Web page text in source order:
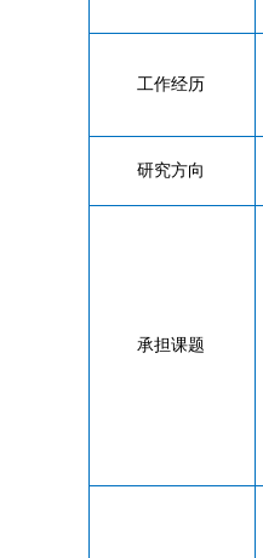
工作经历
研究方向
承担课题